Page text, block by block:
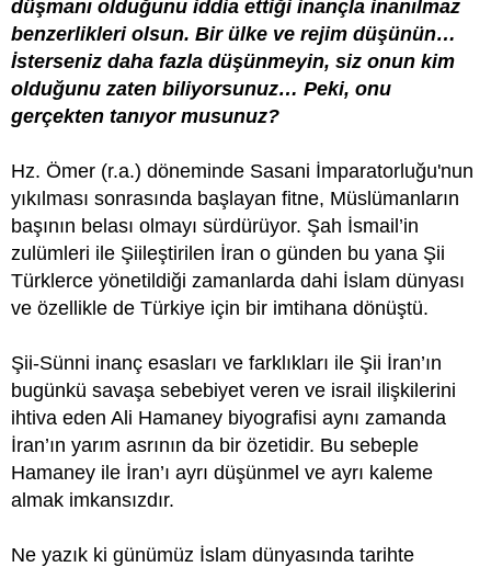
düşmanı olduğunu iddia ettiği inançla inanılmaz
benzerlikleri olsun. Bir ülke ve rejim düşünün…
İsterseniz daha fazla düşünmeyin, siz onun kim
olduğunu zaten biliyorsunuz… Peki, onu
gerçekten tanıyor musunuz?
Hz. Ömer (r.a.) döneminde Sasani İmparatorluğu'nun
yıkılması sonrasında başlayan fitne, Müslümanların
başının belası olmayı sürdürüyor. Şah İsmail’in
zulümleri ile Şiileştirilen İran o günden bu yana Şii
Türklerce yönetildiği zamanlarda dahi İslam dünyası
ve özellikle de Türkiye için bir imtihana dönüştü.
Şii-Sünni inanç esasları ve farklıkları ile Şii İran’ın
bugünkü savaşa sebebiyet veren ve israil ilişkilerini
ihtiva eden Ali Hamaney biyografisi aynı zamanda
İran’ın yarım asrının da bir özetidir. Bu sebeple
Hamaney ile İran’ı ayrı düşünmel ve ayrı kaleme
almak imkansızdır.
Ne yazık ki günümüz İslam dünyasında tarihte